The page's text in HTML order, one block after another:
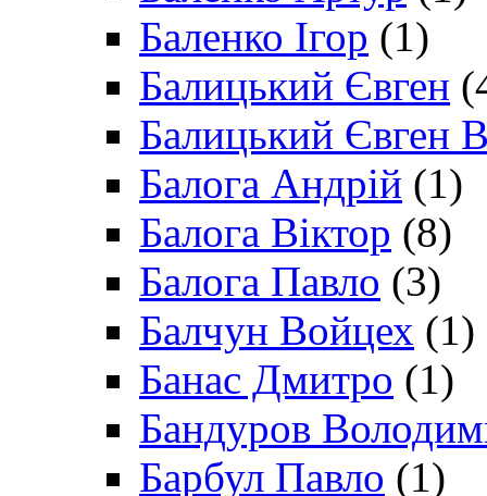
Баленко Ігор (1)
Балицький Євген
Балицький Євген
Балога Андрій (1)
Балога Віктор (8)
Балога Павло (3)
Балчун Войцех (1)
Банас Дмитро (1)
Бандуров
Барбул Павло (1)